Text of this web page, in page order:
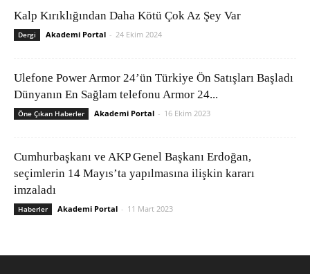
Kalp Kırıklığından Daha Kötü Çok Az Şey Var
Dergi Akademi Portal - 24 Ekim 2024
Ulefone Power Armor 24’ün Türkiye Ön Satışları Başladı
Dünyanın En Sağlam telefonu Armor 24...
Öne Çıkan Haberler Akademi Portal - 16 Ekim 2023
Cumhurbaşkanı ve AKP Genel Başkanı Erdoğan,
seçimlerin 14 Mayıs’ta yapılmasına ilişkin kararı
imzaladı
Haberler Akademi Portal - 11 Mart 2023